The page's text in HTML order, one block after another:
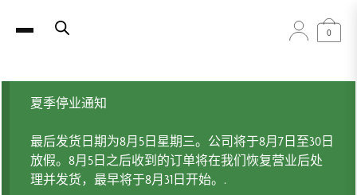
0
夏季停业通知
最后发货日期为8月5日星期三。公司将于8月7日至30日
放假。8月5日之后收到的订单将在我们恢复营业后处
理并发货，最早将于8月31日开始。.